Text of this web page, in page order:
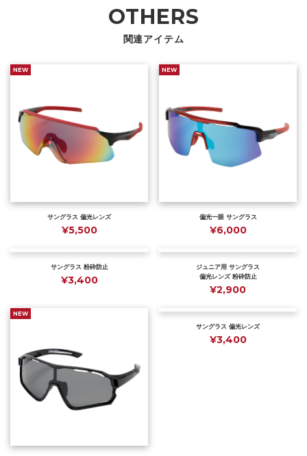
OTHERS
関連アイテム
NEW
サングラス 偏光レンズ
¥5,500
NEW
偏光一眼 サングラス
¥6,000
サングラス 粉砕防止
¥3,400
ジュニア用 サングラス
偏光レンズ 粉砕防止
¥2,900
NEW
サングラス 偏光レンズ
¥3,400